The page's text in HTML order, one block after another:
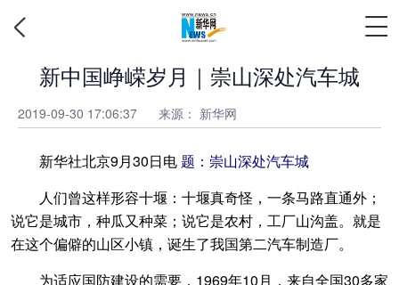
新中国峥嵘岁月｜崇山深处汽车城
2019-09-30 17:06:37 来源： 新华网
新华社北京9月30日电题：崇山深处汽车城
人们曾这样形容十堰：十堰真奇怪，一条马路直通外；
说它是城市，种瓜又种菜；说它是农村，工厂山沟盖。就是
在这个偏僻的山区小镇，诞生了我国第二汽车制造厂。
为适应国防建设的需要，1969年10月，来自全国30多家